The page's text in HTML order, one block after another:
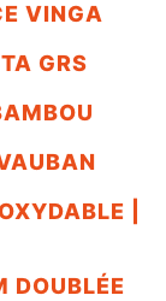
VINGA
GRS
|
DOUBLÉE